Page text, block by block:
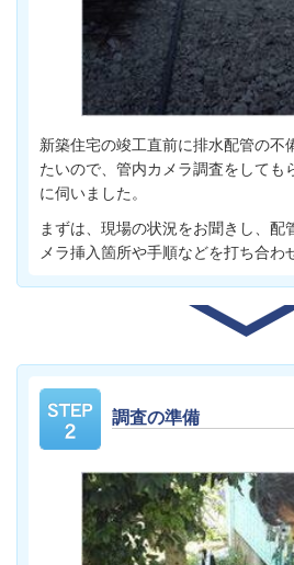
新築住宅の竣工直前に排水配管の不
たいので、管内カメラ調査をしても
に伺いました。
まずは、現場の状況をお聞きし、配
メラ挿入箇所や手順などを打ち合わ
調査の準備